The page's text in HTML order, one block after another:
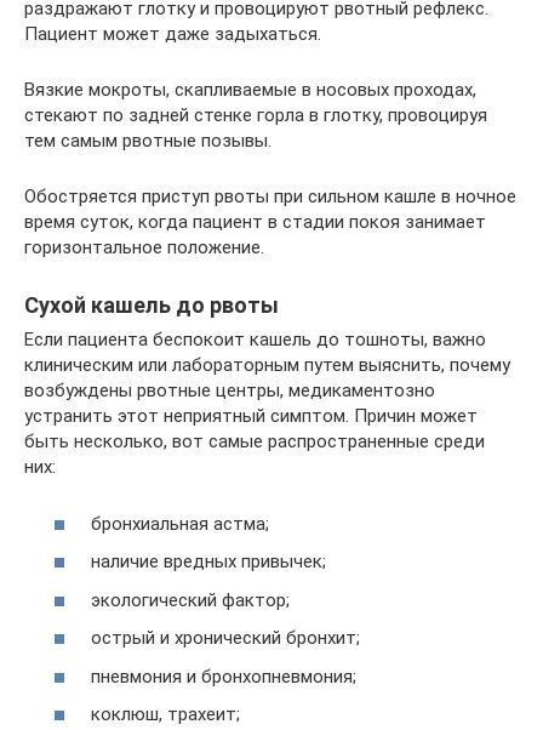
раздражают глотку и провоцируют рвотный рефлекс.
Пациент может даже задыхаться.
Вязкие мокроты, скапливаемые в носовых проходах,
стекают по задней стенке горла в глотку, провоцируя
тем самым рвотные позывы.
Обостряется приступ рвоты при сильном кашле в ночное
время суток, когда пациент в стадии покоя занимает
горизонтальное положение.
Сухой кашель до рвоты
Если пациента беспокоит кашель до тошноты, важно
клиническим или лабораторным путем выяснить, почему
возбуждены рвотные центры, медикаментозно
устранить этот неприятный симптом. Причин может
быть несколько, вот самые распространенные среди
них:
бронхиальная астма;
наличие вредных привычек;
экологический фактор;
острый и хронический бронхит;
пневмония и бронхопневмония;
коклюш, трахеит;